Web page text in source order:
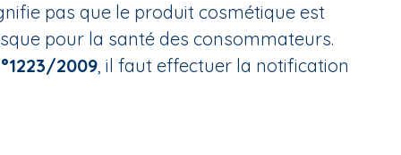
pas que le produit cosmétique est
pour la santé des consommateurs.
2009, il faut effectuer la notification